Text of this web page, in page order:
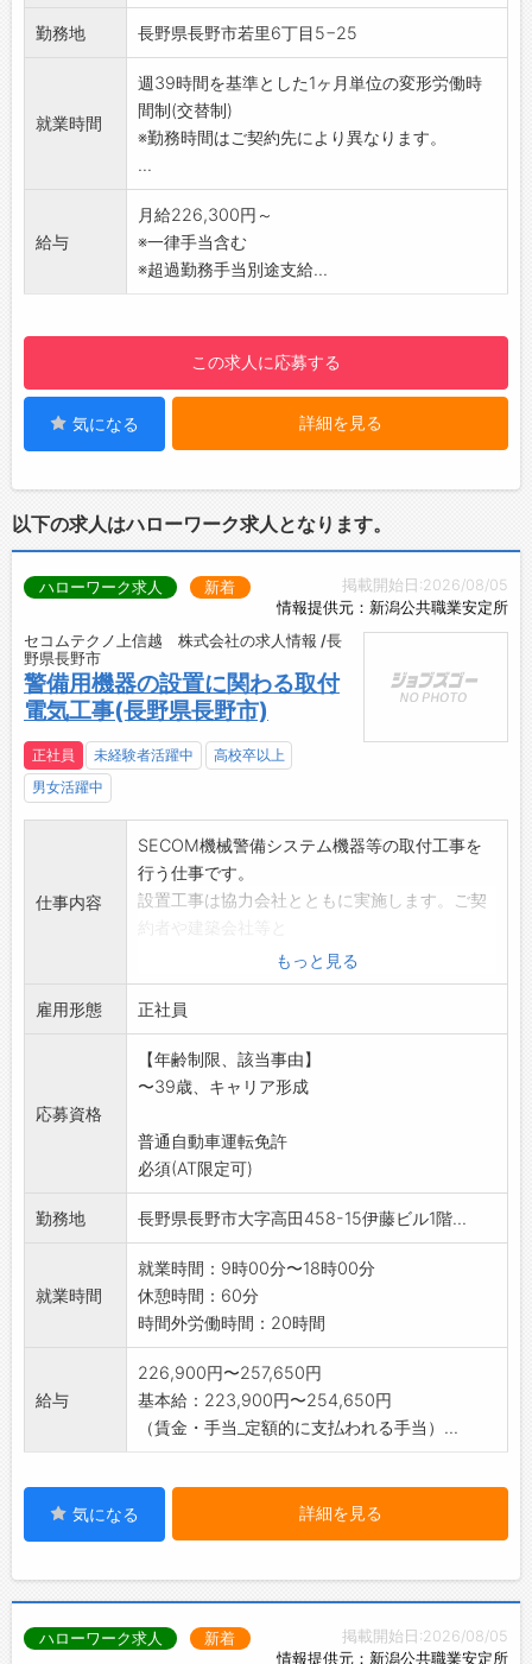
未然に機器障害を防げるよう、各種セキュリテ
ィ機器を定期的にチェックします。万一異常が
ーーーーーーーーーーーーーーーーー
【充実の研修制度で初心者も安心】
入社時はもちろん、定期的な研修でしっかりバ
警備経験や知識がない方も業務は、マニュアル
化されていますので半月～1ヶ月程度で「守りの
プロフェッショナル」に！1つ1つ身につけてい
堅苦しいイメージの警備業ですが、現場では人
との触れ合いもあり、感謝の言葉をいただける
等やりがいを感じられます。安全・安心を支え
るセコムの一員として高い社会貢献性を実感で
きるお仕事です。
・毎年最大10連休＋6連休あり
・大手ならではの手厚い手当と福利厚生
・社会情勢・景気の影響を受けにくい
【業務の変更範囲】
会社の定める業務
【おすすめポイント】
景気の影響に左右されにくい警備業界。
未経験からでもチャレンジできる環境です！
勤務地 長野県長野市若里6丁目5−25
就業時間
週39時間を基準とした1ヶ月単位の変形労働時
間制(交替制)
※勤務時間はご契約先により異なります。
...
給与
月給226,300円～
※一律手当含む
※超過勤務手当別途支給...
この求人に応募する
気になる 詳細を見る
以下の求人はハローワーク求人となります。
掲載開始日:2026/08/05
情報提供元：新潟公共職業安定所
ハローワーク求人 新着
セコムテクノ上信越 株式会社の求人情報 /長
野県長野市
警備用機器の設置に関わる取付
電気工事(長野県長野市)
正社員 未経験者活躍中
高校卒以上
男女活躍中
仕事内容
SECOM機械警備システム機器等の取付工事を
行う仕事です。
設置工事は協力会社とともに実施します。ご契
調整を行いながら工事が計画通りに行われてい
るかなど管理もしま
す。
また大型ビルなど大規模施設については、建築
施工・設備施工を行
なっているゼネコン・サブコンと調整しながら
〈業務例〉
・警備システム機器の取付工事
・協力会社の安全管理
・施工前の現場調査、施工後のシステムチェ
・売上管理等の事務処理
もっと見る
雇用形態 正社員
応募資格
【年齢制限、該当事由】
〜39歳、キャリア形成
普通自動車運転免許
必須(AT限定可)
勤務地 長野県長野市大字高田458-15伊藤ビル1階...
就業時間
就業時間：9時00分〜18時00分
休憩時間：60分
時間外労働時間：20時間
給与
226,900円〜257,650円
基本給：223,900円〜254,650円
（賃金・手当_定額的に支払われる手当）...
気になる 詳細を見る
掲載開始日:2026/08/05
情報提供元：新潟公共職業安定所
ハローワーク求人 新着